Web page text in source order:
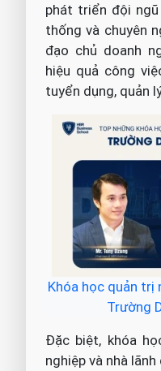
phát triển đội
thống và chuyên
đạo chủ doanh
hiệu quả công
tuyển dụng, quản
Khóa học quản trị
Trường
Đặc biệt, khóa
nghiệp và nhà lãnh